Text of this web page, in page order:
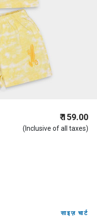
₹ 159.00
(Inclusive of all taxes)
साइज़ चार्ट